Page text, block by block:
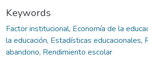
Keywords
Factor institucional, Economía de la
la educación, Estadísticas educacionales,
abandono, Rendimiento escolar